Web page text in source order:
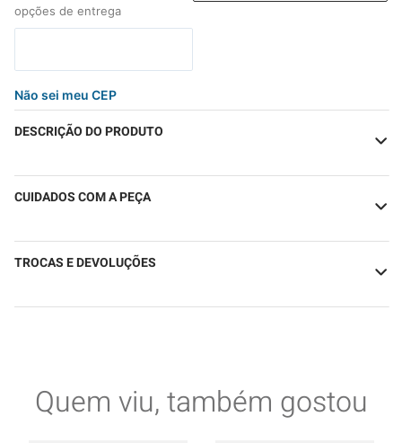
Não sei meu CEP
DESCRIÇÃO DO PRODUTO
CUIDADOS COM A PEÇA
TROCAS E DEVOLUÇÕES
Quem viu, também gostou